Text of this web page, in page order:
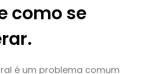
como se
é um problema comum